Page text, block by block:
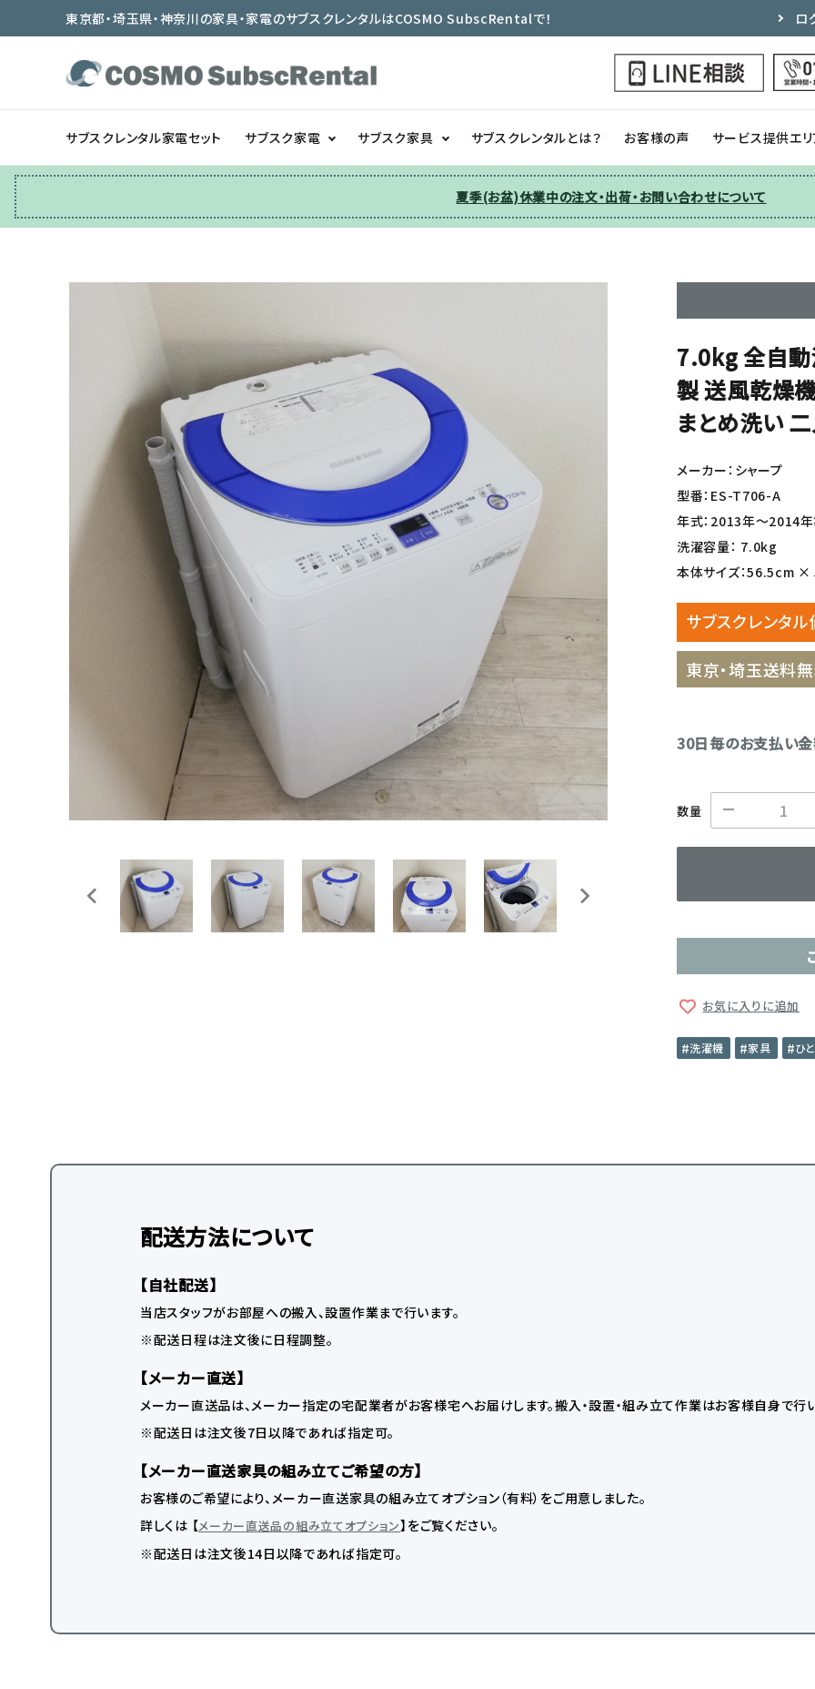
東京都・埼玉県・神奈川の家具・家電のサブスクレンタルはCOSMO SubscRentalで！ ロ
サブスクレンタル家電セット サブスク家電
冷蔵庫 洗濯機 季節家電
サブスク家具
テーブル/デスク チェア ソファー
サブスクレンタルとは？ お客様の声 サービス提供エ
夏季(お盆)休業中の注文・出荷・お問い合わせについて
7.0kg 全自
製 送風乾燥
まとめ洗い
メーカー：シャープ
型番：ES-T706-A
年式：2013年〜2014
洗濯容量： 7.0kg
本体サイズ：56.5cm
サブスクレンタ
東京・埼玉送料
30日毎のお支払い
数量
お気に入りに追加
洗濯機 家具 ひ
配送方法について
【自社配送】
当店スタッフがお部屋への搬入、設置作業まで行います。
※配送日程は注文後に日程調整。
【メーカー直送】
メーカー直送品は、メーカー指定の宅配業者がお客様宅へお届けします。搬入・設置・組み立て作業はお客様自身で行
※配送日は注文後7日以降であれば指定可。
【メーカー直送家具の組み立てご希望の方】
お客様のご希望により、メーカー直送家具の組み立てオプション（有料）をご用意しました。
詳しくは 【メーカー直送品の組み立てオプション】をご覧ください。
※配送日は注文後14日以降であれば指定可。